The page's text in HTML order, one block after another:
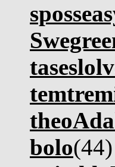
bolo(44)